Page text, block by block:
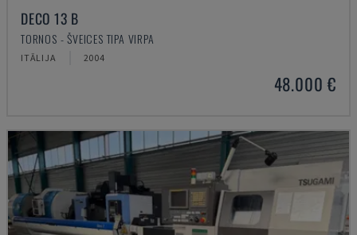
DECO 13 B
TORNOS - ŠVEICES TIPA VIRPA
ITĀLIJA 2004
48.000 €